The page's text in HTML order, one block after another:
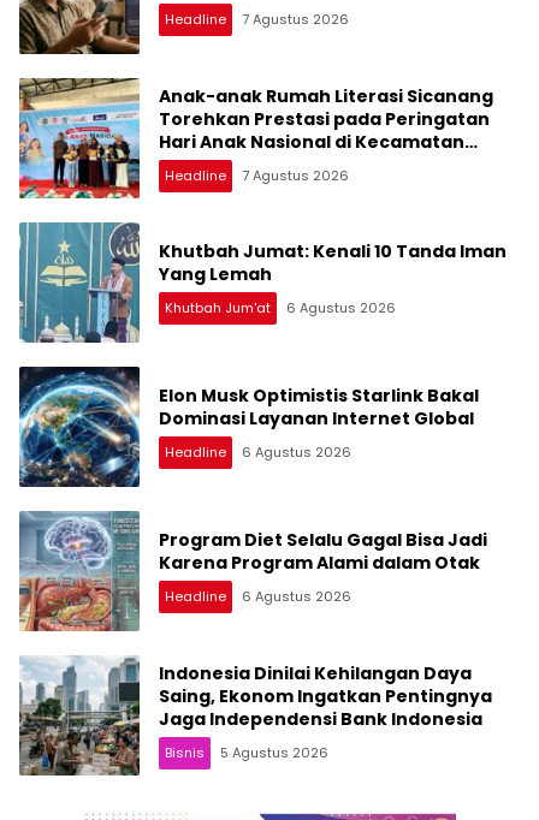
Headline 7 Agustus 2026
Anak-anak Rumah Literasi Sicanang
Torehkan Prestasi pada Peringatan
Hari Anak Nasional di Kecamatan
Medan Belawan
Headline 7 Agustus 2026
Khutbah Jumat: Kenali 10 Tanda Iman
Yang Lemah
Khutbah Jum'at 6 Agustus 2026
Elon Musk Optimistis Starlink Bakal
Dominasi Layanan Internet Global
Headline 6 Agustus 2026
Program Diet Selalu Gagal Bisa Jadi
Karena Program Alami dalam Otak
Headline 6 Agustus 2026
Indonesia Dinilai Kehilangan Daya
Saing, Ekonom Ingatkan Pentingnya
Jaga Independensi Bank Indonesia
Bisnis 5 Agustus 2026